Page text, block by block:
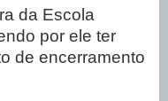
da Escola
por ele ter
de encerramento